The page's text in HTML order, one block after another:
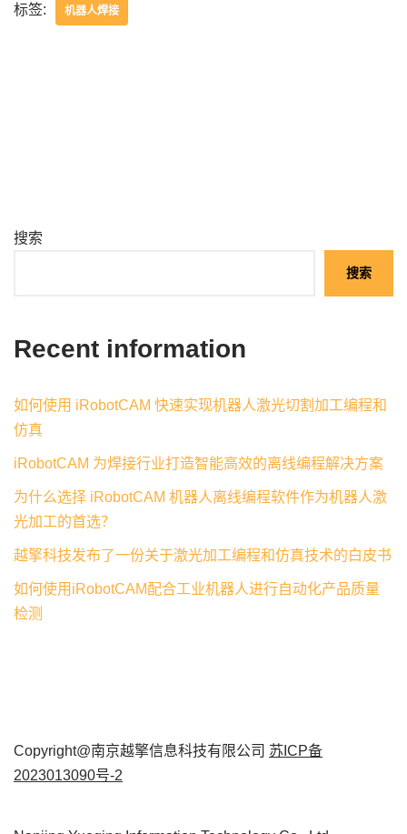
标签: 机器人焊接
搜索
搜索
Recent information
如何使用 iRobotCAM 快速实现机器人激光切割加工编程和
仿真
iRobotCAM 为焊接行业打造智能高效的离线编程解决方案
为什么选择 iRobotCAM 机器人离线编程软件作为机器人激
光加工的首选？
越擎科技发布了一份关于激光加工编程和仿真技术的白皮书
如何使用iRobotCAM配合工业机器人进行自动化产品质量
检测
Copyright@南京越擎信息科技有限公司 苏ICP备
2023013090号-2